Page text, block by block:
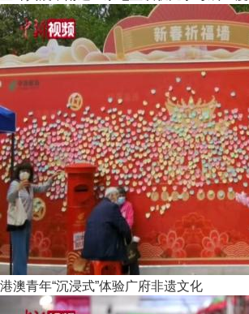
港澳青年“沉浸式”体验广府非遗文化